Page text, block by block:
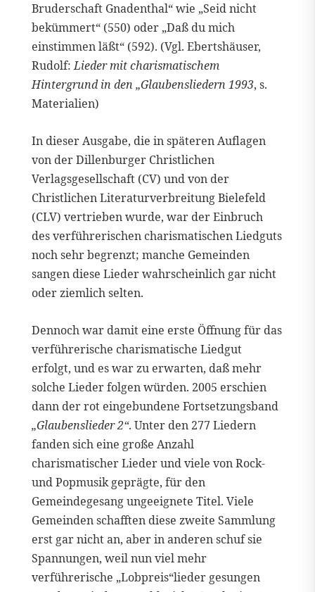
Bruderschaft Gnadenthal“ wie „Seid nicht
bekümmert“ (550) oder „Daß du mich
einstimmen läßt“ (592). (Vgl. Ebertshäuser,
Rudolf:Lieder mit charismatischem
Hintergrund in den „Glaubensliedern 1993, s.
Materialien)
In dieser Ausgabe, die in späteren Auflagen
von der Dillenburger Christlichen
Verlagsgesellschaft (CV) und von der
Christlichen Literaturverbreitung Bielefeld
(CLV) vertrieben wurde, war der Einbruch
des verführerischen charismatischen Liedguts
noch sehr begrenzt; manche Gemeinden
sangen diese Lieder wahrscheinlich gar nicht
oder ziemlich selten.
Dennoch war damit eine erste Öffnung für das
verführerische charismatische Liedgut
erfolgt, und es war zu erwarten, daß mehr
solche Lieder folgen würden. 2005 erschien
dann der rot eingebundene Fortsetzungsband
„Glaubenslieder 2“. Unter den 277 Liedern
fanden sich eine große Anzahl
charismatischer Lieder und viele von Rock-
und Popmusik geprägte, für den
Gemeindegesang ungeeignete Titel. Viele
Gemeinden schafften diese zweite Sammlung
erst gar nicht an, aber in anderen schuf sie
Spannungen, weil nun viel mehr
verführerische „Lobpreis“lieder gesungen